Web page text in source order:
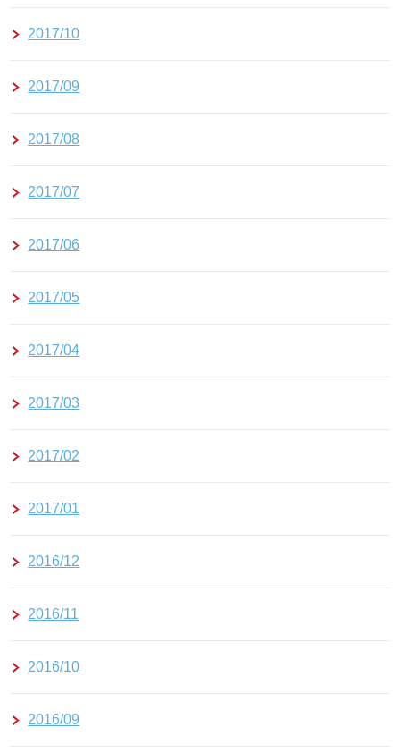
2017/10
2017/09
2017/08
2017/07
2017/06
2017/05
2017/04
2017/03
2017/02
2017/01
2016/12
2016/11
2016/10
2016/09